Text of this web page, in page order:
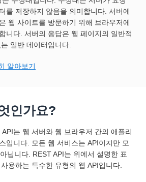
를 저장하지 않음을 의미합니다. 서버에
웹 사이트를 방문하기 위해 브라우저에
니다. 서버의 응답은 웹 페이지의 일반적
일반 데이터입니다.
알아보기
인가요?
는 웹 서버와 웹 브라우저 간의 애플리
입니다. 모든 웹 서비스는 API이지만 모
닙니다. REST API는 위에서 설명한 표
용하는 특수한 유형의 웹 API입니다.